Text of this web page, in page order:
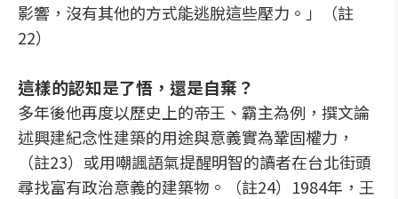
影響，沒有其他的方式能逃脫這些壓力。」（註
22）
這樣的認知是了悟，還是自棄？
多年後他再度以歷史上的帝王、霸主為例，撰文論
述興建紀念性建築的用途與意義實為鞏固權力，
（註23）或用嘲諷語氣提醒明智的讀者在台北街頭
尋找富有政治意義的建築物。（註24）1984年，王